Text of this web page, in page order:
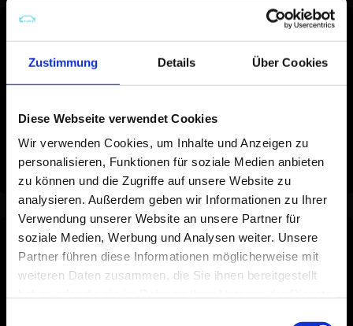
Zustimmung Details Über Cookies
Diese Webseite verwendet Cookies
Wir verwenden Cookies, um Inhalte und Anzeigen zu
personalisieren, Funktionen für soziale Medien anbieten
zu können und die Zugriffe auf unsere Website zu
analysieren. Außerdem geben wir Informationen zu Ihrer
Verwendung unserer Website an unsere Partner für
soziale Medien, Werbung und Analysen weiter. Unsere
Partner führen diese Informationen möglicherweise mit
weiteren Daten zusammen, die Sie ihnen bereitgestellt
Spezifikationen
SKU STIPT031
Gewicht 0.1 kg
EAN 8720938431456
Wissensdatenbank